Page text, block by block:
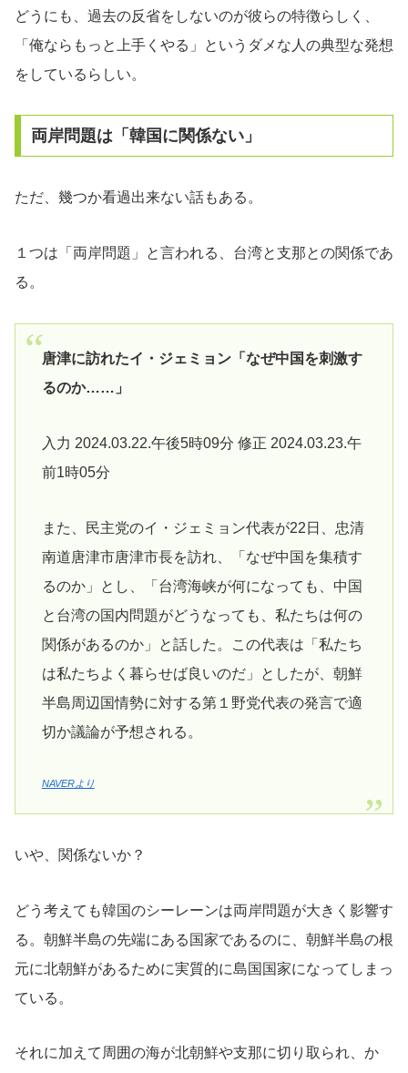
どうにも、過去の反省をしないのが彼らの特徴らしく、
「俺ならもっと上手くやる」というダメな人の典型な発想
をしているらしい。
両岸問題は「韓国に関係ない」
ただ、幾つか看過出来ない話もある。
１つは「両岸問題」と言われる、台湾と支那との関係であ
る。
唐津に訪れたイ・ジェミョン「なぜ中国を刺激す
るのか……」
入力 2024.03.22.午後5時09分 修正 2024.03.23.午
前1時05分
また、民主党のイ・ジェミョン代表が22日、忠清
南道唐津市唐津市長を訪れ、「なぜ中国を集積す
るのか」とし、「台湾海峡が何になっても、中国
と台湾の国内問題がどうなっても、私たちは何の
関係があるのか」と話した。この代表は「私たち
は私たちよく暮らせば良いのだ」としたが、朝鮮
半島周辺国情勢に対する第１野党代表の発言で適
切か議論が予想される。
NAVERより
いや、関係ないか？
どう考えても韓国のシーレーンは両岸問題が大きく影響す
る。朝鮮半島の先端にある国家であるのに、朝鮮半島の根
元に北朝鮮があるために実質的に島国国家になってしまっ
ている。
それに加えて周囲の海が北朝鮮や支那に切り取られ、か